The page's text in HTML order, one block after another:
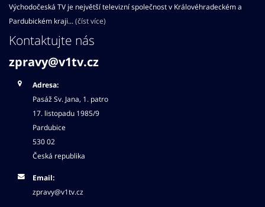
Východočeská TV je největší televizní společnost v Královéhradeckém a
Pardubickém kraji... (číst více)
Kontaktujte nás
zpravy@v1tv.cz
Adresa:
Pasáž Sv. Jana, 1. patro
17. listopadu 1985/9
Pardubice
530 02
Česká republika
Email:
zpravy@v1tv.cz